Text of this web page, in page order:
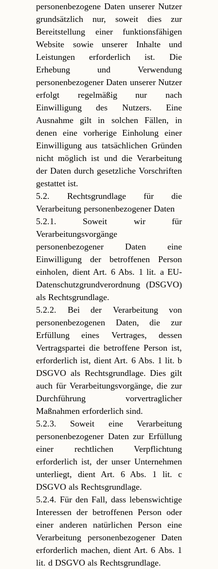
personenbezogene Daten unserer Nutzer
grundsätzlich nur, soweit dies zur
Bereitstellung einer funktionsfähigen
Website sowie unserer Inhalte und
Leistungen erforderlich ist. Die
Erhebung und Verwendung
personenbezogener Daten unserer Nutzer
erfolgt regelmäßig nur nach
Einwilligung des Nutzers. Eine
Ausnahme gilt in solchen Fällen, in
denen eine vorherige Einholung einer
Einwilligung aus tatsächlichen Gründen
nicht möglich ist und die Verarbeitung
der Daten durch gesetzliche Vorschriften
gestattet ist.
5.2. Rechtsgrundlage für die
Verarbeitung personenbezogener Daten
5.2.1. Soweit wir für
Verarbeitungsvorgänge
personenbezogener Daten eine
Einwilligung der betroffenen Person
einholen, dient Art. 6 Abs. 1 lit. a EU-
Datenschutzgrundverordnung (DSGVO)
als Rechtsgrundlage.
5.2.2. Bei der Verarbeitung von
personenbezogenen Daten, die zur
Erfüllung eines Vertrages, dessen
Vertragspartei die betroffene Person ist,
erforderlich ist, dient Art. 6 Abs. 1 lit. b
DSGVO als Rechtsgrundlage. Dies gilt
auch für Verarbeitungsvorgänge, die zur
Durchführung vorvertraglicher
Maßnahmen erforderlich sind.
5.2.3. Soweit eine Verarbeitung
personenbezogener Daten zur Erfüllung
einer rechtlichen Verpflichtung
erforderlich ist, der unser Unternehmen
unterliegt, dient Art. 6 Abs. 1 lit. c
DSGVO als Rechtsgrundlage.
5.2.4. Für den Fall, dass lebenswichtige
Interessen der betroffenen Person oder
einer anderen natürlichen Person eine
Verarbeitung personenbezogener Daten
erforderlich machen, dient Art. 6 Abs. 1
lit. d DSGVO als Rechtsgrundlage.